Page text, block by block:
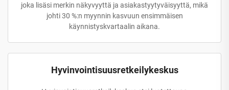
joka lisäsi merkin näkyvyyttä ja asiakastyytyväisyyttä, mikä
johti 30 %:n myynnin kasvuun ensimmäisen
käynnistyskvartaalin aikana.
Hyvinvointisuusretkeilykeskus